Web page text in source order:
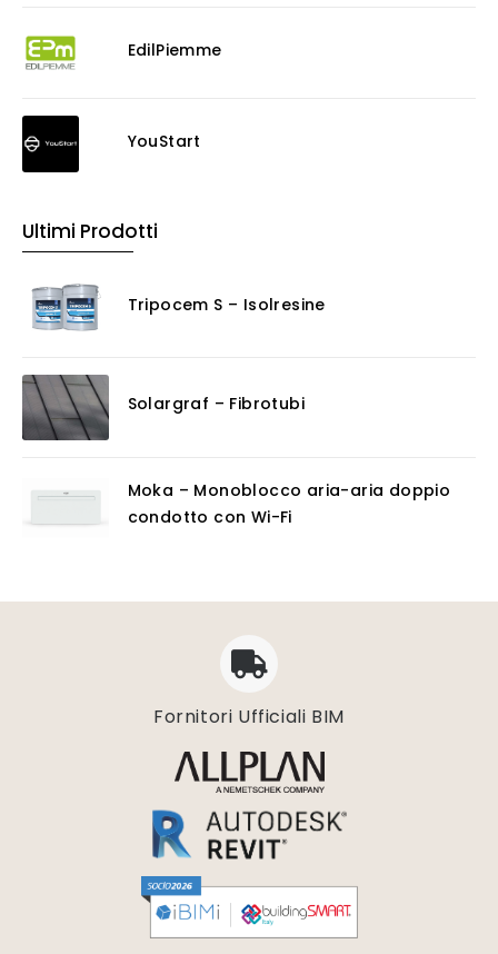
EdilPiemme
YouStart
Ultimi Prodotti
Tripocem S – Isolresine
Solargraf – Fibrotubi
Moka – Monoblocco aria-aria doppio
condotto con Wi-Fi
Fornitori Ufficiali BIM